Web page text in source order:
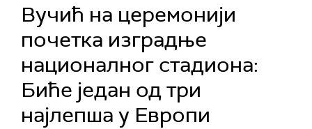
Вучић на церемонији
почетка изградње
националног стадиона:
Биће један од три
најлепша у Европи